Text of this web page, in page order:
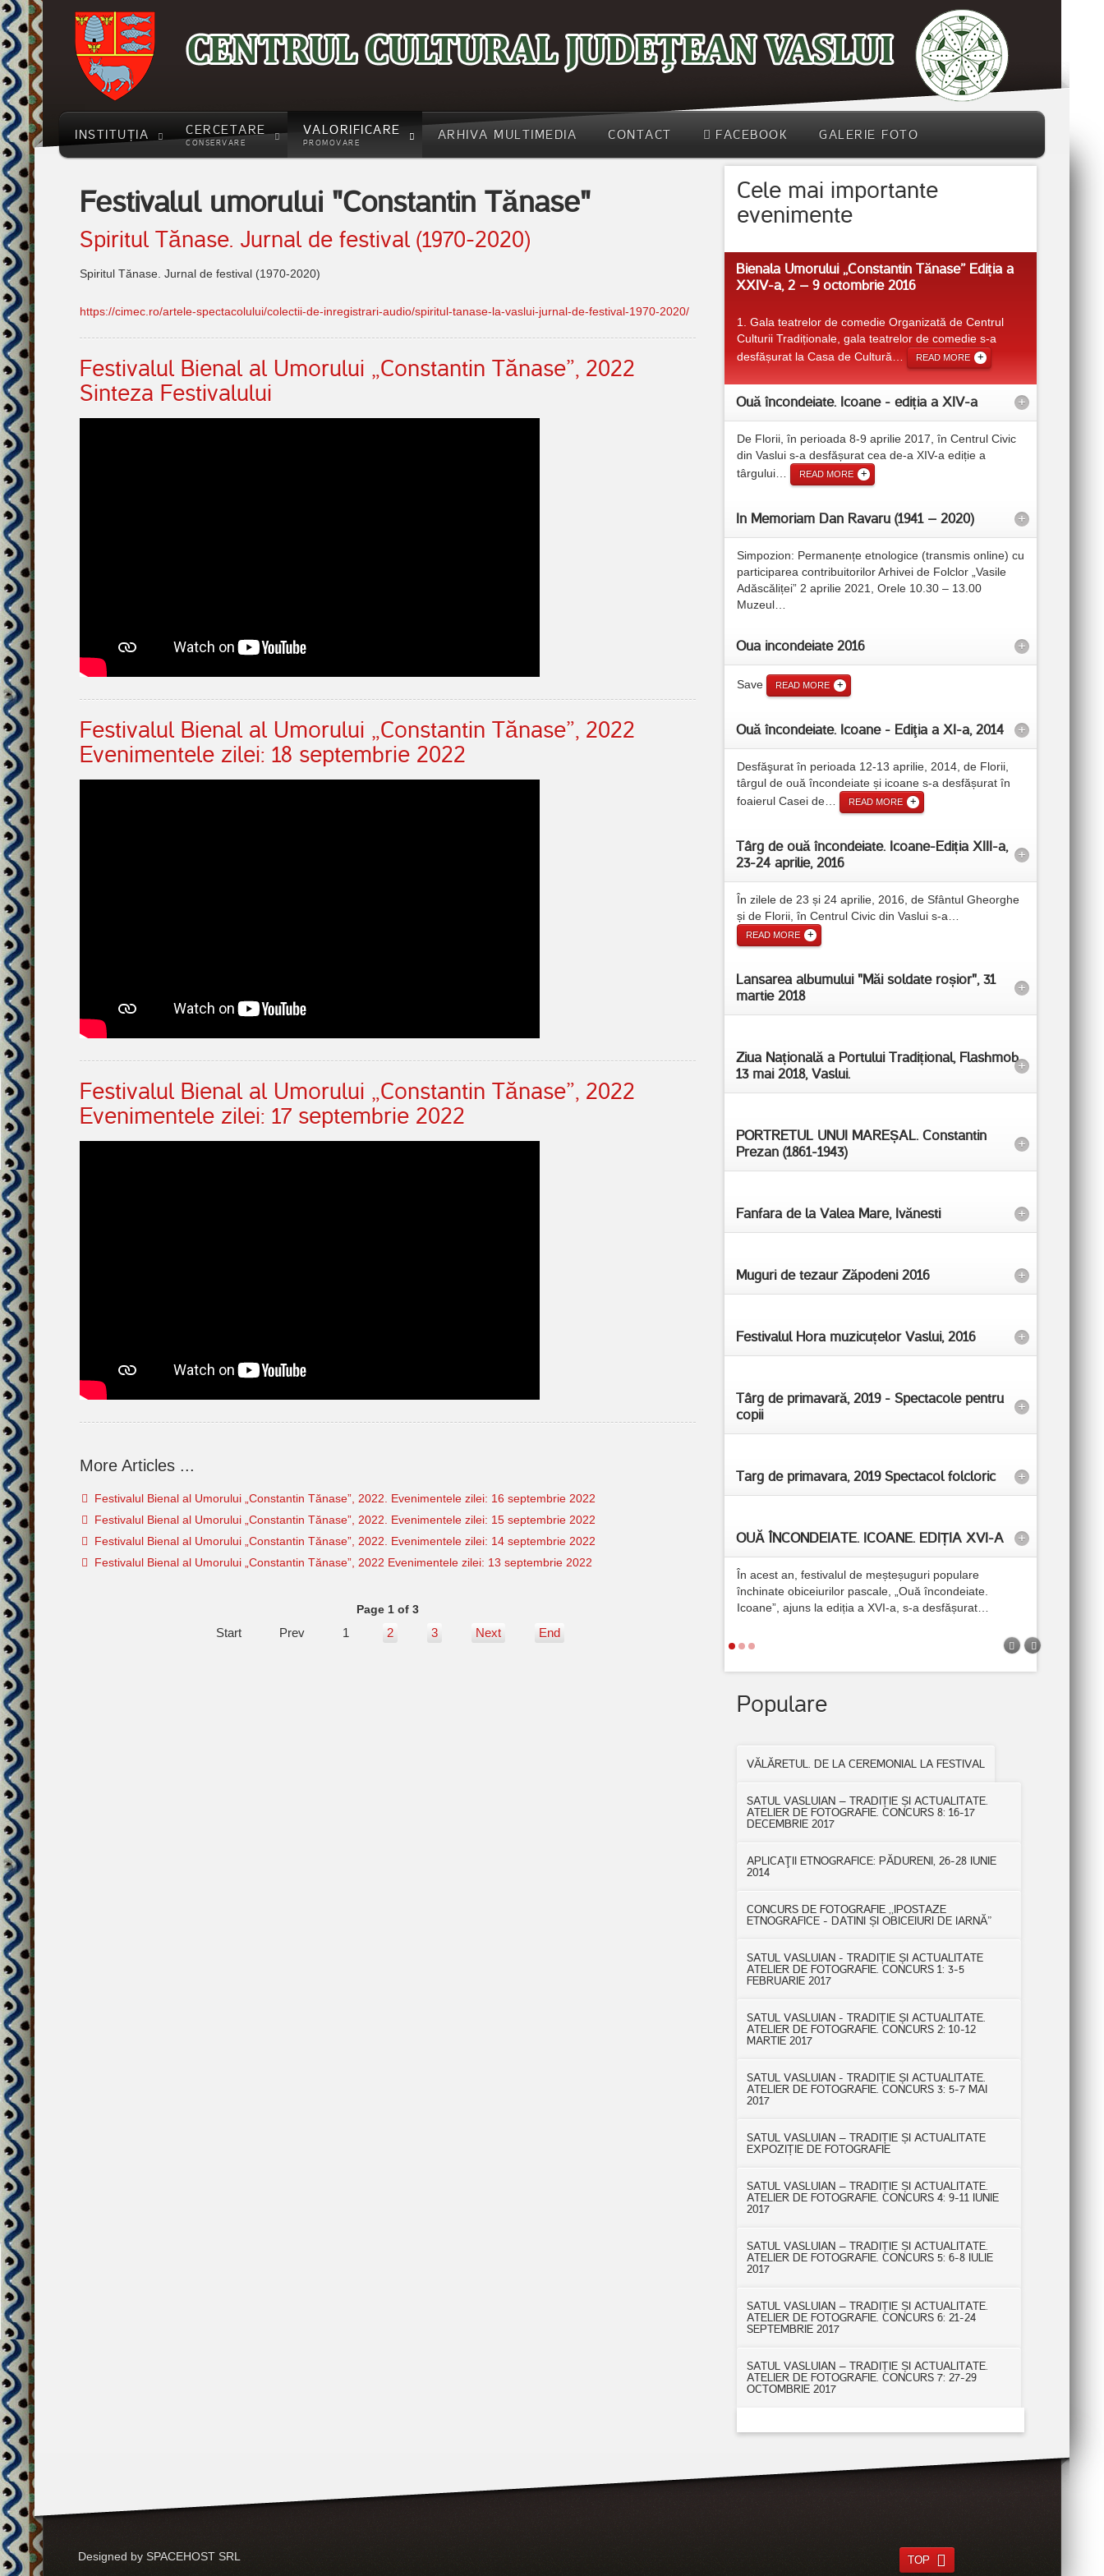
străbuni
INSTITUȚIA CERCETARE
CONSERVARE
VALORIFICARE
PROMOVARE
ARHIVA MULTIMEDIA CONTACT FACEBOOK GALERIE FOTO
Festivalul umorului "Constantin Tănase"
Spiritul Tănase. Jurnal de festival (1970-2020)
Spiritul Tănase. Jurnal de festival (1970-2020)
https://cimec.ro/artele-spectacolului/colectii-de-inregistrari-audio/spiritul-tanase-la-vaslui-jurnal-de-festival-1970-2020/
Festivalul Bienal al Umorului „Constantin Tănase”, 2022
Sinteza Festivalului
Festivalul Bienal al Umorului „Constantin Tănase”, 2022
Evenimentele zilei: 18 septembrie 2022
Festivalul Bienal al Umorului „Constantin Tănase”, 2022
Evenimentele zilei: 17 septembrie 2022
More Articles ...
Festivalul Bienal al Umorului „Constantin Tănase”, 2022. Evenimentele zilei: 16 septembrie 2022
Festivalul Bienal al Umorului „Constantin Tănase”, 2022. Evenimentele zilei: 15 septembrie 2022
Festivalul Bienal al Umorului „Constantin Tănase”, 2022. Evenimentele zilei: 14 septembrie 2022
Festivalul Bienal al Umorului „Constantin Tănase”, 2022 Evenimentele zilei: 13 septembrie 2022
Page 1 of 3
Start Prev 1 2 3 Next End
Cele mai importante
evenimente
Bienala Umorului ,,Constantin Tănase” Ediția a
XXIV-a, 2 – 9 octombrie 2016
1. Gala teatrelor de comedie Organizată de Centrul
Culturii Tradiționale, gala teatrelor de comedie s-a
desfășurat la Casa de Cultură
READ MORE
Ouă încondeiate. Icoane - ediția a XIV-a +
De Florii, în perioada 8-9 aprilie 2017, în Centrul Civic
din Vaslui s-a desfășurat cea de-a XIV-a ediție a
târgului
READ MORE
In Memoriam Dan Ravaru (1941 – 2020) +
Simpozion: Permanențe etnologice (transmis online) cu
participarea contribuitorilor Arhivei de Folclor „Vasile
Adăscăliței” 2 aprilie 2021, Orele 10.30 – 13.00
Muzeul
Oua incondeiate 2016 +
Save READ MORE
Ouă încondeiate. Icoane - Ediţia a XI-a, 2014 +
Desfăşurat în perioada 12-13 aprilie, 2014, de Florii,
târgul de ouă încondeiate și icoane s-a desfășurat în
foaierul Casei de
READ MORE
Târg de ouă încondeiate. Icoane-Ediția XIII-a,
23-24 aprilie, 2016
+
În zilele de 23 și 24 aprilie, 2016, de Sfântul Gheorghe
și de Florii, în Centrul Civic din Vaslui s-a
READ MORE
Lansarea albumului "Măi soldate roșior", 31
martie 2018
+
Ziua Națională a Portului Tradițional, Flashmob,
13 mai 2018, Vaslui.
+
PORTRETUL UNUI MAREȘAL. Constantin
Prezan (1861-1943)
+
Fanfara de la Valea Mare, Ivănesti +
Muguri de tezaur Zăpodeni 2016 +
Festivalul Hora muzicuțelor Vaslui, 2016 +
Târg de primavară, 2019 - Spectacole pentru
copii
+
Targ de primavara, 2019 Spectacol folcloric +
OUĂ ÎNCONDEIATE. ICOANE. EDIȚIA XVI-A +
În acest an, festivalul de meșteșuguri populare
închinate obiceiurilor pascale, „Ouă încondeiate.
Icoane”, ajuns la ediția a XVI-a, s-a desfășurat
Populare
VĂLĂRETUL. DE LA CEREMONIAL LA FESTIVAL
SATUL VASLUIAN – TRADIȚIE ȘI ACTUALITATE.
ATELIER DE FOTOGRAFIE. CONCURS 8: 16-17
DECEMBRIE 2017
APLICAŢII ETNOGRAFICE: PĂDURENI, 26-28 IUNIE
2014
CONCURS DE FOTOGRAFIE ,,IPOSTAZE
ETNOGRAFICE - DATINI ȘI OBICEIURI DE IARNĂ”
SATUL VASLUIAN - TRADIȚIE ȘI ACTUALITATE
ATELIER DE FOTOGRAFIE. CONCURS 1: 3-5
FEBRUARIE 2017
SATUL VASLUIAN - TRADIȚIE ȘI ACTUALITATE.
ATELIER DE FOTOGRAFIE. CONCURS 2: 10-12
MARTIE 2017
SATUL VASLUIAN - TRADIȚIE ȘI ACTUALITATE.
ATELIER DE FOTOGRAFIE. CONCURS 3: 5-7 MAI
2017
SATUL VASLUIAN – TRADIȚIE ȘI ACTUALITATE
EXPOZIȚIE DE FOTOGRAFIE
SATUL VASLUIAN – TRADIȚIE ȘI ACTUALITATE.
ATELIER DE FOTOGRAFIE. CONCURS 4: 9-11 IUNIE
2017
SATUL VASLUIAN – TRADIȚIE ȘI ACTUALITATE.
ATELIER DE FOTOGRAFIE. CONCURS 5: 6-8 IULIE
2017
SATUL VASLUIAN – TRADIȚIE ȘI ACTUALITATE.
ATELIER DE FOTOGRAFIE. CONCURS 6: 21-24
SEPTEMBRIE 2017
SATUL VASLUIAN – TRADIȚIE ȘI ACTUALITATE.
ATELIER DE FOTOGRAFIE. CONCURS 7: 27-29
OCTOMBRIE 2017
Designed by SPACEHOST SRL TOP